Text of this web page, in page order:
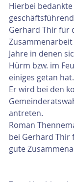
Hierbei
Gerhard Thir für
Jahre in denen
Hürm bzw. im
einiges getan hat.
Er wird bei den
antreten.
Roman
bei Gerhard Thir
gute